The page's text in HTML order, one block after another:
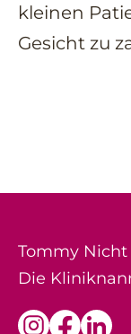
kleinen
Gesicht zu
Tommy Nicht
Die
Link Link